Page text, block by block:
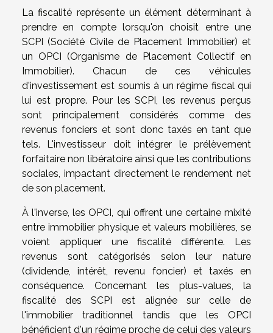
La fiscalité représente un élément déterminant à
prendre en compte lorsqu'on choisit entre une
SCPI (Société Civile de Placement Immobilier) et
un OPCI (Organisme de Placement Collectif en
Immobilier). Chacun de ces véhicules
d'investissement est soumis à un régime fiscal qui
lui est propre. Pour les SCPI, les revenus perçus
sont principalement considérés comme des
revenus fonciers et sont donc taxés en tant que
tels. L'investisseur doit intégrer le prélèvement
forfaitaire non libératoire ainsi que les contributions
sociales, impactant directement le rendement net
de son placement.
À l'inverse, les OPCI, qui offrent une certaine mixité
entre immobilier physique et valeurs mobilières, se
voient appliquer une fiscalité différente. Les
revenus sont catégorisés selon leur nature
(dividende, intérêt, revenu foncier) et taxés en
conséquence. Concernant les plus-values, la
fiscalité des SCPI est alignée sur celle de
l'immobilier traditionnel tandis que les OPCI
bénéficient d'un régime proche de celui des valeurs